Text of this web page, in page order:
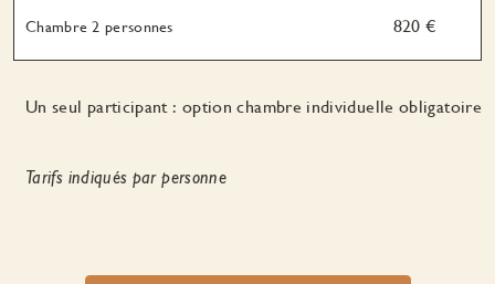
Chambre 2 personnes 820 €
Un seul participant : option chambre individuelle obligatoire
Tarifs indiqués par personne